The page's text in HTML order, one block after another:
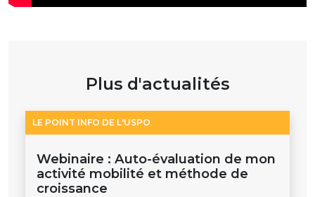
Plus d'actualités
LE POINT INFO DE L'USPO
Webinaire : Auto-évaluation de mon
activité mobilité et méthode de
croissance